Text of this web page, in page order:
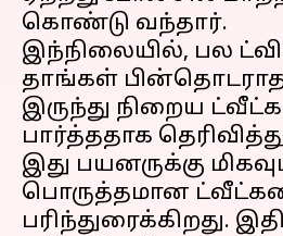
கொண்டு வந்தார்.
இந்நிலையில், பல
தாங்கள்
இருந்து நிறைய
பார்த்ததாக
இது பயனருக்கு
பொருத்தமான
பரிந்துரைக்கிறது.